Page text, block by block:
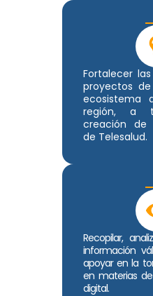
Fortalecer
proyectos
ecosistema
región, a
creación de
de Telesalud.
Recopilar,
información
apoyar en la
en materias
digital.